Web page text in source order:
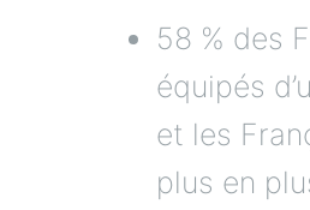
58 % des
équipés
et les
plus en